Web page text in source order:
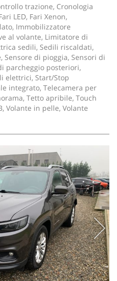
trazione, Cronologia
LED, Fari Xenon,
Immobilizzatore
al volante, Limitatore di
sedili, Sedili riscaldati,
di pioggia, Sensori di
parcheggio posteriori,
elettrici, Start/Stop
integrato, Telecamera per
Tetto apribile, Touch
Volante in pelle, Volante